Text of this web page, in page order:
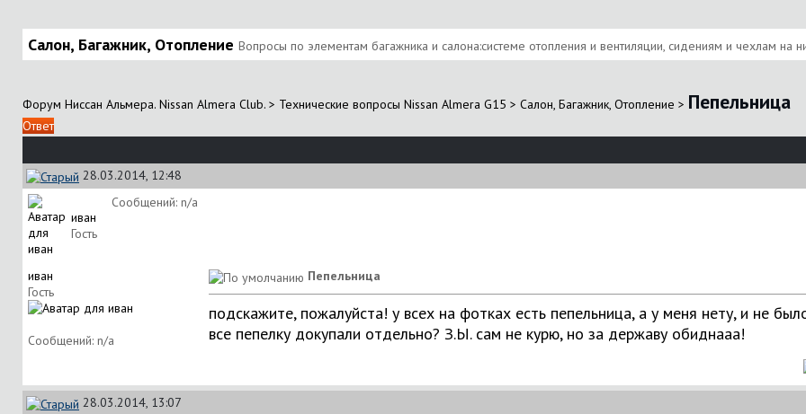
Салон, Багажник, Отопление Вопросы по элементам багажника и салона:системе отопления и вентиляции, сидениям и чехлам на
Форум Ниссан Альмера. Nissan Almera Club. > Технические вопросы Nissan Almera G15 > Салон, Багажник, Отопление > Пепельница
Ответ
28.03.2014, 12:48
иван
Гость
Сообщений: n/a
иван
Гость
Сообщений: n/a
Пепельница
подскажите, пожалуйста! у всех на фотках есть пепельница, а у меня нету, и не
все пепелку докупали отдельно? З.Ы. сам не курю, но за державу обиднааа!
28.03.2014, 13:07